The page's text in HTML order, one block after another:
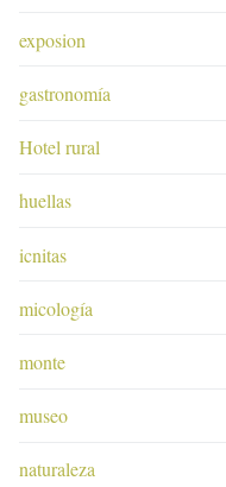
exposion
gastronomía
Hotel rural
huellas
icnitas
micología
monte
museo
naturaleza